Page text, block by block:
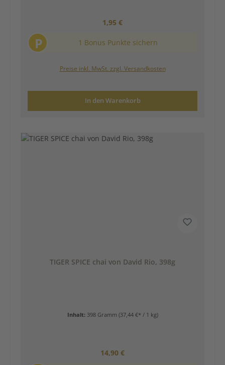
Regulärer Preis:
1,95 €
P 1 Bonus Punkte sichern
Preise inkl. MwSt. zzgl. Versandkosten
In den Warenkorb
TIGER SPICE chai von David Rio, 398g
Inhalt: 398 Gramm (37,44 €* / 1 kg)
Regulärer Preis:
14,90 €